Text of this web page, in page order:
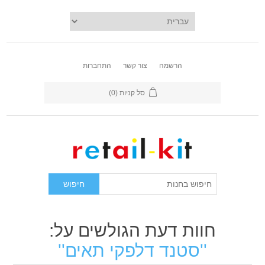
הרשמה צור קשר התחברות
סל קניות (0)
חוות דעת הגולשים על:
סטנד דלפקי תאים